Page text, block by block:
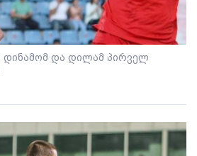
დინამომ და დილამ პირველ